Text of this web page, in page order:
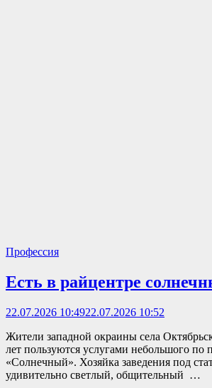
Профессия
Есть в райцентре
22.07.2026 10:4922.07.2026 10:52
Жители западной окраины села
лет пользуются услугами небольшого по
«Солнечный». Хозяйка заведения под
удивительно светлый, общительный …